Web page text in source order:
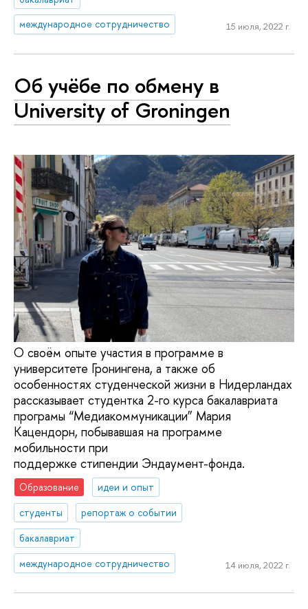
международное сотрудничество
15 июля, 2022 г.
Об учёбе по обмену в
University of Groningen
О своём опыте участия в программе в
университете Гронингена, а также об
особенностях студенческой жизни в Нидерландах
рассказывает студентка 2-го курса бакалавриата
програмы “Медиакоммуникации” Мария
Кацендорн, побывавшая на программе
мобильности при
поддержке стипендии Эндаумент-фонда.
Образование
идеи и опыт
студенты
репортаж о событии
бакалавриат
международное сотрудничество
14 июля, 2022 г.